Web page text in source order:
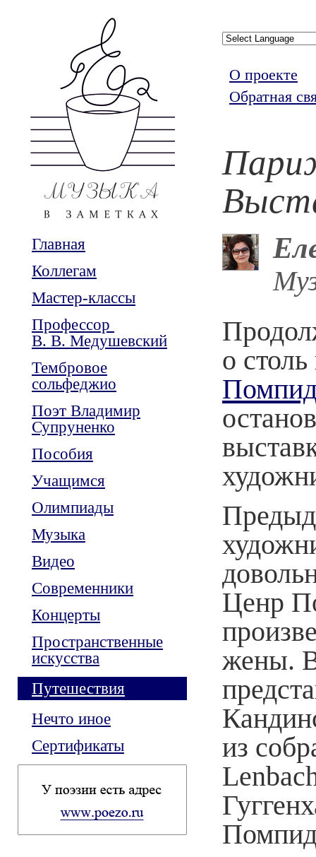
Главная
Коллегам
Мастер-классы
Профессор
В. В. Медушевский
Тембровое
сольфеджио
Поэт Владимир
Супруненко
Пособия
Учащимся
Олимпиады
Музыка
Видео
Современники
Концерты
Пространственные
искусства
Путешествия
Нечто иное
Сертификаты
О проекте
Обратная
о
Ценр
жены.
из